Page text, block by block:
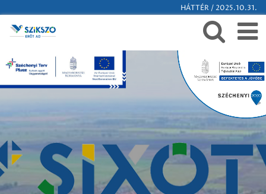
HÁTTÉR / 2025.10.31.